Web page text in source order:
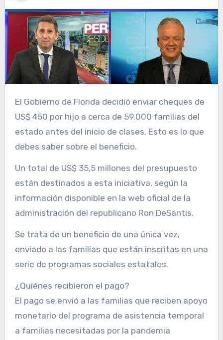
El Gobierno de Florida decidió enviar cheques de
US$ 450 por hijo a cerca de 59.000 familias del
estado antes del inicio de clases. Esto es lo que
debes saber sobre el beneficio.
Un total de US$ 35,5 millones del presupuesto
están destinados a esta iniciativa, según la
información disponible en la web oficial de la
administración del republicano Ron DeSantis.
Se trata de un beneficio de una única vez,
enviado a las familias que están inscritas en una
serie de programas sociales estatales.
¿Quiénes recibieron el pago?
El pago se envió a las familias que reciben apoyo
monetario del programa de asistencia temporal
a familias necesitadas por la pandemia